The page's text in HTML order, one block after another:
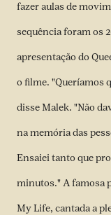
fazer aulas de
sequência foram os
apresentação do
o filme. "Queríamos
disse Malek. "Não
na memória das
Ensaiei tanto que
minutos." A famosa
My Life, cantada a